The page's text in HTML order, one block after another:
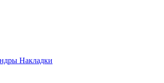
Накладки